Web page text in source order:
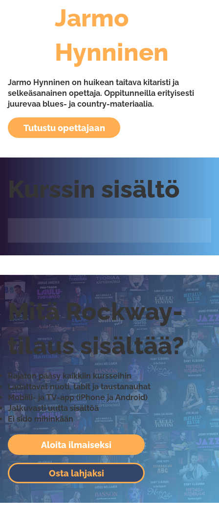
Jarmo
Hynninen
Jarmo Hynninen on huikean taitava kitaristi ja
selkeäsanainen opettaja. Oppitunneilla erityisesti
juurevaa blues- ja country-materiaalia.
Tutustu opettajaan
Kurssin sisältö
Aloita ilmaiseksi
Osta lahjaksi
Mitä Rockway-
tilaus sisältää?
Rajaton pääsy kaikkiin kursseihin
Ladattavat nuoti, tabit ja taustanauhat
Mobiili- ja TV-app (iPhone ja Android)
Jatkuvasti uutta sisältöä
Ei sido mihinkään